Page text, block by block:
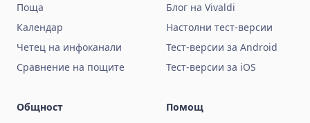
Поща
Календар
Четец на инфоканали
Сравнение на пощите
Блог на Vivaldi
Настолни тест-версии
Тест-версии за Android
Тест-версии за iOS
Общност
Помощ